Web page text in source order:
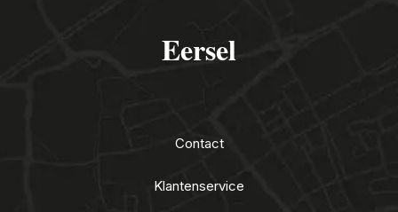
Eersel
Contact
Klantenservice